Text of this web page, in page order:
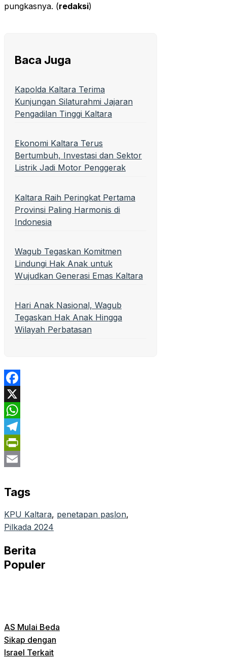
pungkasnya. (redaksi)
Baca Juga
Kapolda Kaltara Terima
Kunjungan Silaturahmi Jajaran
Pengadilan Tinggi Kaltara
Ekonomi Kaltara Terus
Bertumbuh, Investasi dan Sektor
Listrik Jadi Motor Penggerak
Kaltara Raih Peringkat Pertama
Provinsi Paling Harmonis di
Indonesia
Wagub Tegaskan Komitmen
Lindungi Hak Anak untuk
Wujudkan Generasi Emas Kaltara
Hari Anak Nasional, Wagub
Tegaskan Hak Anak Hingga
Wilayah Perbatasan
Facebook
X
WhatsApp
Telegram
PrintFriendly
Tags
KPU Kaltara, penetapan paslon
Pilkada 2024
Berita
Populer
AS Mulai Beda
Sikap dengan
Israel Terkait